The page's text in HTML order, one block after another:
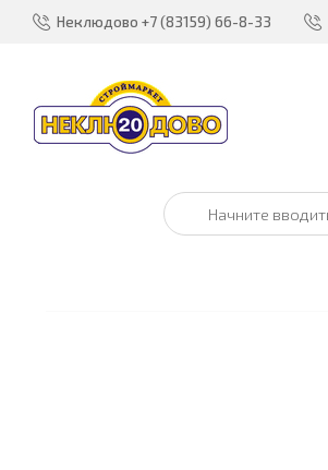
Неклюдово +7 (83159) 66-8-33